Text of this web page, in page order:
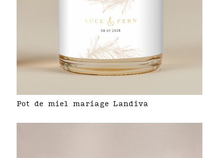
Pot de miel mariage Landiva